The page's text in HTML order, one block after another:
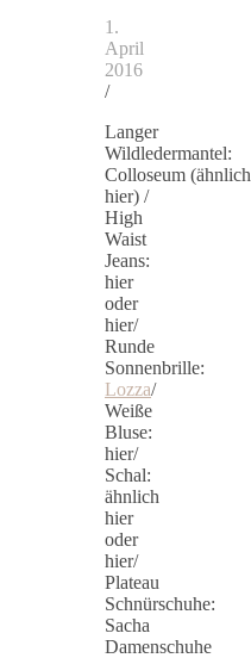
1.
April
2016
/
Langer
Wildledermantel:
Colloseum (ähnlich
hier) /
High
Waist
Jeans:
hier
oder
hier/
Runde
Sonnenbrille:
Lozza/
Weiße
Bluse:
hier/
Schal:
ähnlich
hier
oder
hier/
Plateau
Schnürschuhe:
Sacha
Damenschuhe